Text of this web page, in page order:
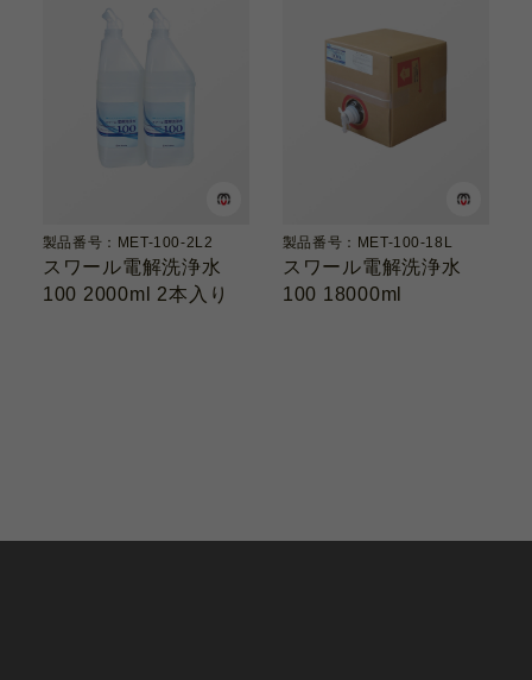
製品番号：MET-100-2L2
スワール電解洗浄水
100 2000ml 2本入り
製品番号：MET-100-18L
スワール電解洗浄水
100 18000ml